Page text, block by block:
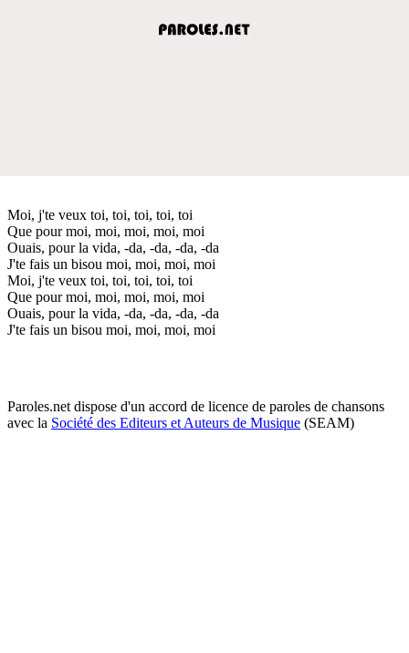
Moi, j'te veux toi, toi, toi, toi, toi
Que pour moi, moi, moi, moi, moi
Ouais, pour la vida, -da, -da, -da, -da
J'te fais un bisou moi, moi, moi, moi
Moi, j'te veux toi, toi, toi, toi, toi
Que pour moi, moi, moi, moi, moi
Ouais, pour la vida, -da, -da, -da, -da
J'te fais un bisou moi, moi, moi, moi
Paroles.net dispose d'un accord de licence de paroles de chansons
avec la Société des Editeurs et Auteurs de Musique (SEAM)